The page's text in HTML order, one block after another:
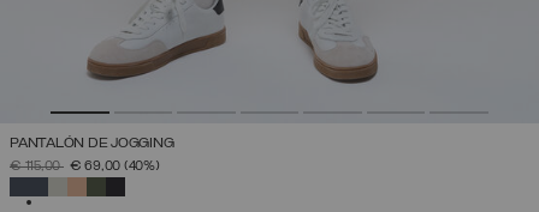
PANTALÓN DE JOGGING
PRECIO REBAJADO DE
€ 115,00A€ 69,00 (40%)